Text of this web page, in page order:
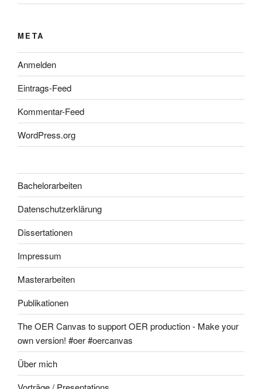
META
Anmelden
Eintrags-Feed
Kommentar-Feed
WordPress.org
Bachelorarbeiten
Datenschutzerklärung
Dissertationen
Impressum
Masterarbeiten
Publikationen
The OER Canvas to support OER production - Make your
own version! #oer #oercanvas
Über mich